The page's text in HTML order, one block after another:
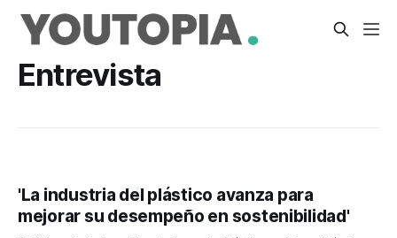
Entrevista
'La industria del plástico avanza para
mejorar su desempeño en sostenibilidad'